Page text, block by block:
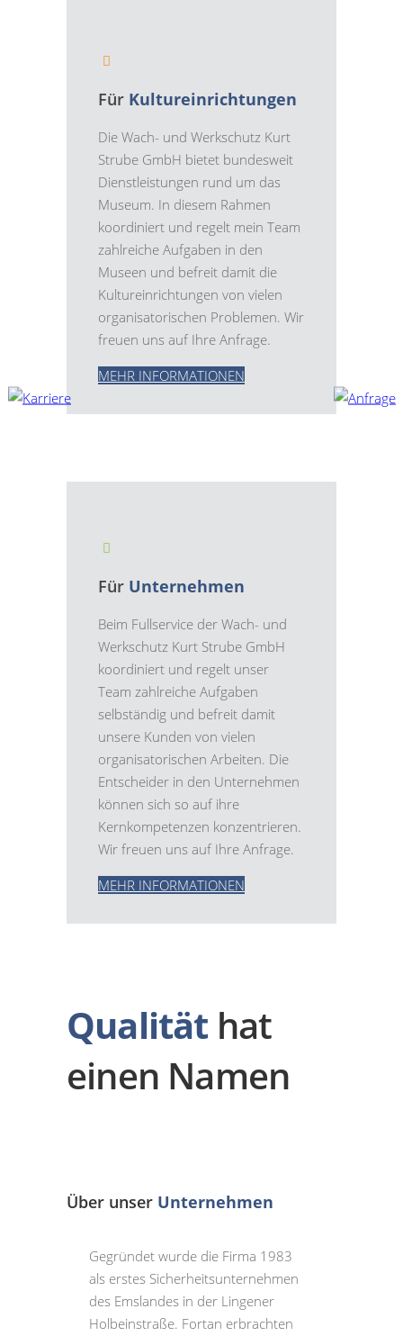
Für Kultureinrichtungen
Die Wach- und Werkschutz Kurt
Strube GmbH bietet bundesweit
Dienstleistungen rund um das
Museum. In diesem Rahmen
koordiniert und regelt mein Team
zahlreiche Aufgaben in den
Museen und befreit damit die
Kultureinrichtungen von vielen
organisatorischen Problemen. Wir
freuen uns auf Ihre Anfrage.
MEHR INFORMATIONEN
Für Unternehmen
Beim Fullservice der Wach- und
Werkschutz Kurt Strube GmbH
koordiniert und regelt unser
Team zahlreiche Aufgaben
selbständig und befreit damit
unsere Kunden von vielen
organisatorischen Arbeiten. Die
Entscheider in den Unternehmen
können sich so auf ihre
Kernkompetenzen konzentrieren.
Wir freuen uns auf Ihre Anfrage.
MEHR INFORMATIONEN
Qualität hat
einen Namen
Über unser Unternehmen
Gegründet wurde die Firma 1983
als erstes Sicherheitsunternehmen
des Emslandes in der Lingener
Holbeinstraße. Fortan erbrachten